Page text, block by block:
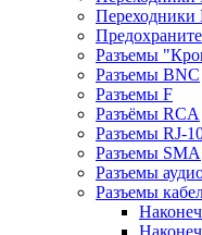
Разъемы
Разъемы BNC
Разъемы F
Разъёмы RCA
Разъемы RJ-
Разъемы SMA
Разъемы
Разъемы